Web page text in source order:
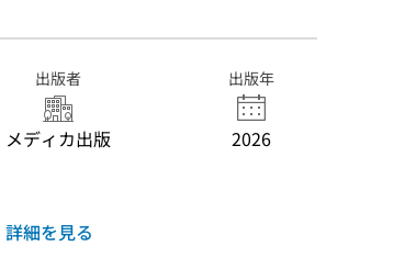
出版者
メディカ出版
出版年
2026
詳細を見る